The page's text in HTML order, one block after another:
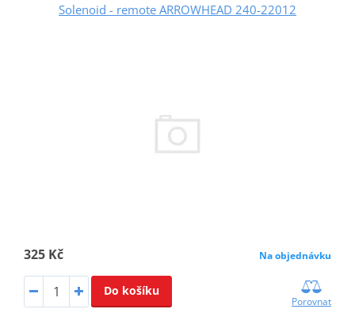
Solenoid - remote ARROWHEAD 240-22012
325 Kč Na objednávku
Do košíku
Porovnat